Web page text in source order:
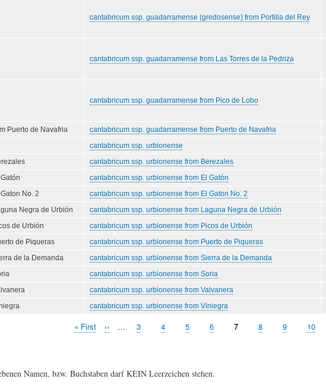
cantabricum ssp. guadarramense (gredosense) from Portilla del Rey
cantabricum ssp. guadarramense from Las Torres de la Pedriza
cantabricum ssp. guadarramense from Pico de Lobo
cantabricum ssp. guadarramense from Puerto de Navafria
cantabricum ssp. urbionense
cantabricum ssp. urbionense from Berezales
cantabricum ssp. urbionense from El Gatón
cantabricum ssp. urbionense from El Gaton No. 2
cantabricum ssp. urbionense from Laguna Negra de Urbión
cantabricum ssp. urbionense from Picos de Urbión
cantabricum ssp. urbionense from Puerto de Piqueras
cantabricum ssp. urbionense from Sierra de la Demanda
cantabricum ssp. urbionense from Soria
cantabricum ssp. urbionense from Valvanera
cantabricum ssp. urbionense from Viniegra
Erste
« First
Vorherige
‹‹ … Seite
3 Seite
4 Seite
5 Seite
6
Aktuelle
7 Seite
8 Seite
9 Seite
10
Namen, bzw. Buchstaben darf KEIN Leerzeichen stehen.